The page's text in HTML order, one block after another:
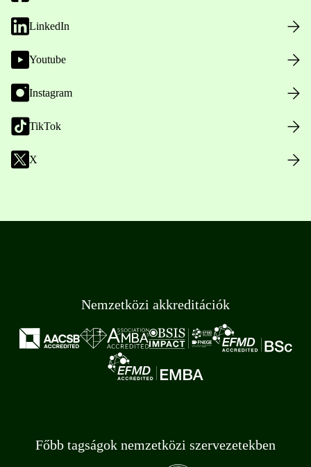
LinkedIn
Youtube
Instagram
TikTok
X
Nemzetközi akkreditációk
Főbb tagságok nemzetközi szervezetekben